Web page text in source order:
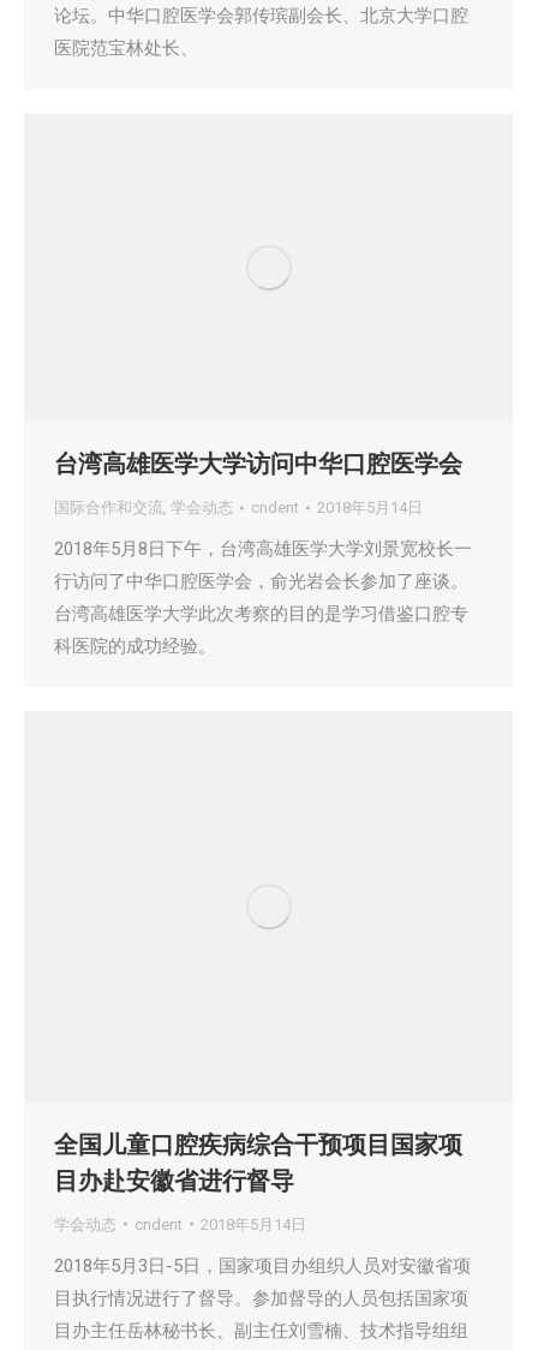
论坛。中华口腔医学会郭传瑸副会长、北京大学口腔
医院范宝林处长、
台湾高雄医学大学访问中华口腔医学会
国际合作和交流, 学会动态 cndent 2018年5月14日
2018年5月8日下午，台湾高雄医学大学刘景宽校长一
行访问了中华口腔医学会，俞光岩会长参加了座谈。
台湾高雄医学大学此次考察的目的是学习借鉴口腔专
科医院的成功经验。
全国儿童口腔疾病综合干预项目国家项
目办赴安徽省进行督导
学会动态 cndent 2018年5月14日
2018年5月3日-5日，国家项目办组织人员对安徽省项
目执行情况进行了督导。参加督导的人员包括国家项
目办主任岳林秘书长、副主任刘雪楠、技术指导组组